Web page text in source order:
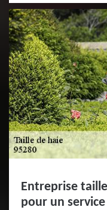
Entreprise
pour un